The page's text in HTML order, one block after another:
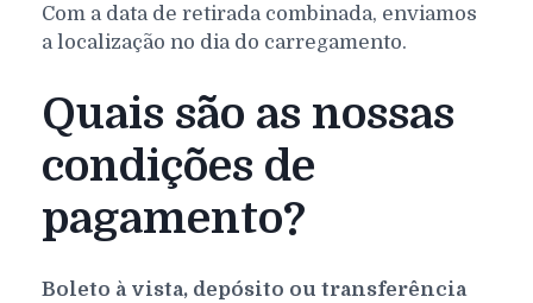
Com a data de retirada combinada, enviamos
a localização no dia do carregamento.
Quais são as nossas
condições de
pagamento?
Boleto à vista, depósito ou transferência